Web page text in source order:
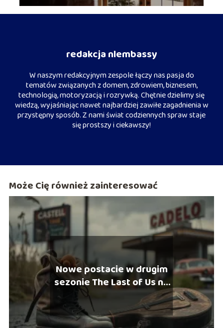
redakcja nlembassy
W naszym redakcyjnym zespole łączy nas pasja do
tematów związanych z domem, zdrowiem, biznesem,
technologią, motoryzacją i rozrywką. Chętnie dzielimy się
wiedzą, wyjaśniając nawet najbardziej zawiłe zagadnienia w
przystępny sposób. Z nami świat codziennych spraw staje
się prostszy i ciekawszy!
Może Cię również zainteresować
Nowe postacie w drugim
sezonie The Last of Us na